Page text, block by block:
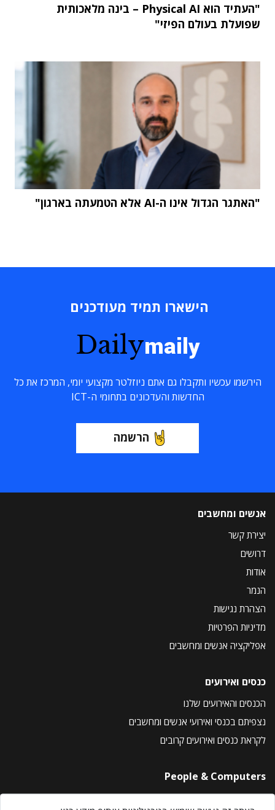
"העתיד הוא Physical AI – בינה מלאכותית
שפועלת בעולם הפיזי"
"האתגר הגדול אינו ה-AI אלא הטמעתה בארגון"
הישארו תמיד מעודכנים
Dailymaily
הירשמו עכשיו ותקבלו גם אתם ניוזלטר מקצועי יומי, המרכז את כל
החדשות והעדכונים בתחומי ה-ICT
הרשמה
אנשים ומחשבים
יצירת קשר
דרושים
אודות
הנמר
הצהרת נגישות
מדיניות הפרטיות
אפליקציה אנשים ומחשבים
כנסים ואירועים
הכנסים והאירועים שלנו
נצפיתם בכנסי ואירועי אנשים ומחשבים
לקראת כנסים ואירועים קרובים
People & Computers
About Us